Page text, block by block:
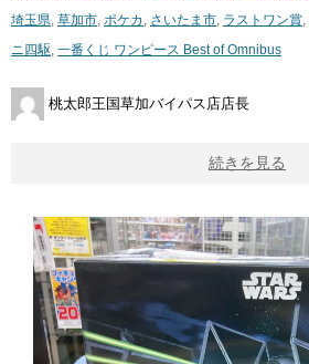
埼玉県, 草加市, ポケカ , さいたま市, ラストワン賞,
ニ四駆, 一番くじ ワンピース Best of Omnibus
桃太郎王国草加バイパス店店長
続きを見る